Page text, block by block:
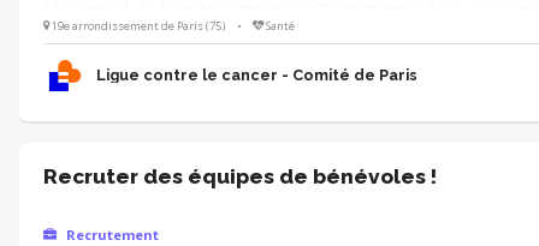
missions des bénévoles, • Construction et suivi du parcours de formation
des bénévoles
19e arrondissement de Paris (75) • Santé
Ligue contre le cancer - Comité de Paris
Recruter des équipes de bénévoles !
Recrutement